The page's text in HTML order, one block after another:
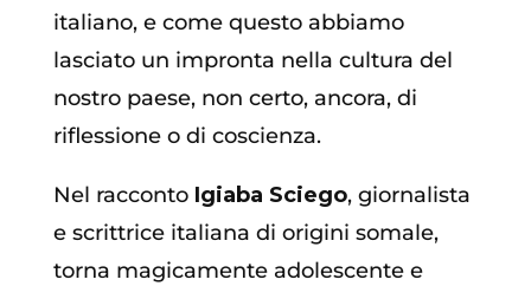
italiano, e come questo abbiamo
lasciato un impronta nella cultura del
nostro paese, non certo, ancora, di
riflessione o di coscienza.
Nel racconto Igiaba Sciego, giornalista
e scrittrice italiana di origini somale,
torna magicamente adolescente e